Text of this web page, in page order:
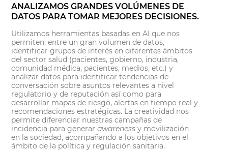
ANALIZAMOS GRANDES VOLÚMENES DE
DATOS PARA TOMAR MEJORES DECISIONES.
Utilizamos herramientas basadas en AI que nos
permiten, entre un gran volumen de datos,
identificar grupos de interés en diferentes ámbitos
del sector salud (pacientes, gobierno, industria,
comunidad médica, pacientes, medios, etc.) y
analizar datos para identificar tendencias de
conversación sobre asuntos relevantes a nivel
regulatorio y de reputación así como para
desarrollar mapas de riesgo, alertas en tiempo real y
recomendaciones estratégicas. La creatividad nos
permite diferenciar nuestras campañas de
incidencia para generarawareness y movilización
en la sociedad, acompañando a los objetivos en el
ámbito de la política y regulación sanitaria.